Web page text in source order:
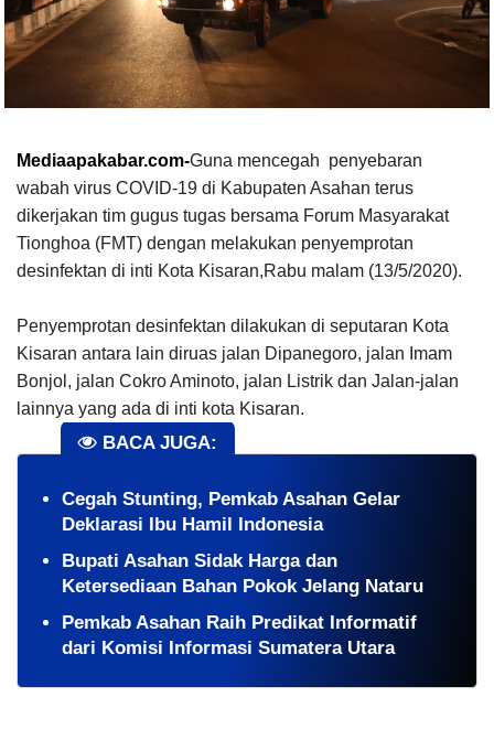
Mediaapakabar.com-Guna mencegah penyebaran
wabah virus COVID-19 di Kabupaten Asahan terus
dikerjakan tim gugus tugas bersama Forum Masyarakat
Tionghoa (FMT) dengan melakukan penyemprotan
desinfektan di inti Kota Kisaran,Rabu malam (13/5/2020).
Penyemprotan desinfektan dilakukan di seputaran Kota
Kisaran antara lain diruas jalan Dipanegoro, jalan Imam
Bonjol, jalan Cokro Aminoto, jalan Listrik dan Jalan-jalan
lainnya yang ada di inti kota Kisaran.
BACA JUGA:
Cegah Stunting, Pemkab Asahan Gelar
Deklarasi Ibu Hamil Indonesia
Bupati Asahan Sidak Harga dan
Ketersediaan Bahan Pokok Jelang Nataru
Pemkab Asahan Raih Predikat Informatif
dari Komisi Informasi Sumatera Utara